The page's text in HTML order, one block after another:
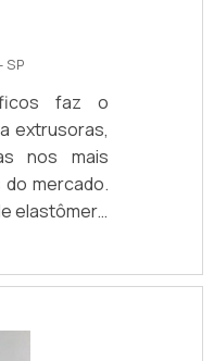
SP
faz o
extrusoras,
nos mais
mercado.
elastômero
que é um
pode ser
Shore A,
possui